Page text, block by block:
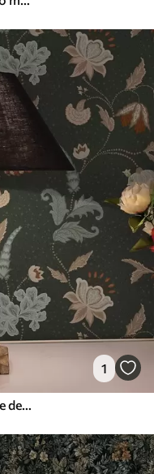
1
Sfondo verde scuro con fiori e foglie decorativi